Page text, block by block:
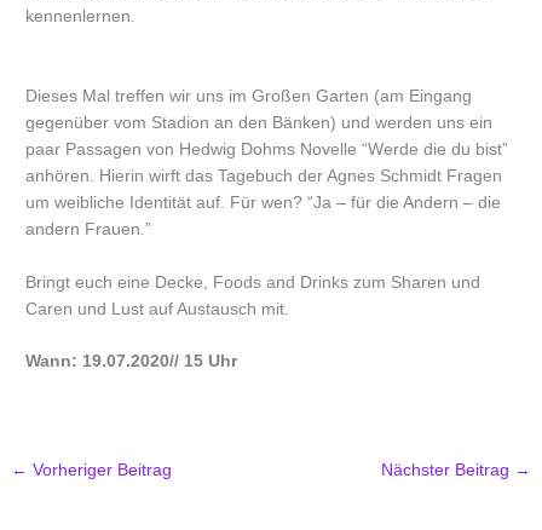
kennenlernen.
Dieses Mal treffen wir uns im Großen Garten (am Eingang
gegenüber vom Stadion an den Bänken) und werden uns ein
paar Passagen von Hedwig Dohms Novelle “Werde die du bist”
anhören. Hierin wirft das Tagebuch der Agnes Schmidt Fragen
um weibliche Identität auf. Für wen? “Ja – für die Andern – die
andern Frauen.”
Bringt euch eine Decke, Foods and Drinks zum Sharen und
Caren und Lust auf Austausch mit.
Wann: 19.07.2020// 15 Uhr
← Vorheriger Beitrag Nächster Beitrag →